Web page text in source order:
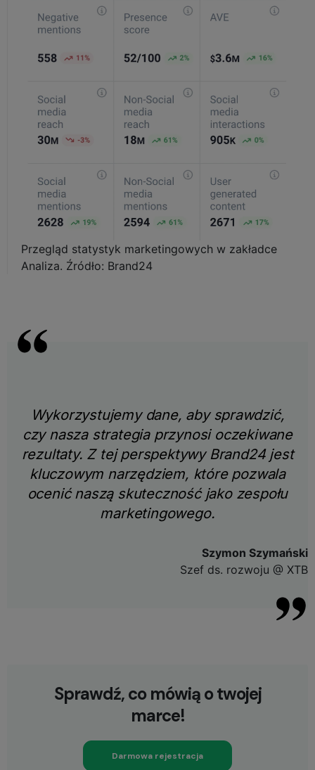
Przegląd statystyk marketingowych w zakładce
Analiza. Źródło: Brand24
Wykorzystujemy dane, aby sprawdzić,
czy nasza strategia przynosi oczekiwane
rezultaty. Z tej perspektywy Brand24 jest
kluczowym narzędziem, które pozwala
ocenić naszą skuteczność jako zespołu
marketingowego.
Szymon Szymański
Szef ds. rozwoju @ XTB
Sprawdź, co mówią o twojej
marce!
Darmowa rejestracja